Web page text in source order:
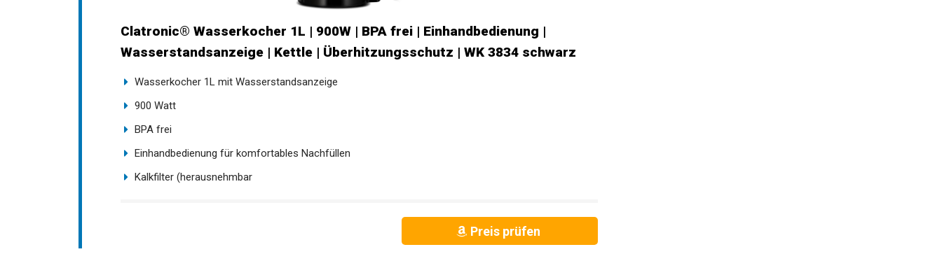
Clatronic® Wasserkocher 1L | 900W | BPA frei | Einhandbedienung |
Wasserstandsanzeige | Kettle | Überhitzungsschutz | WK 3834 schwarz
Wasserkocher 1L mit Wasserstandsanzeige
900 Watt
BPA frei
Einhandbedienung für komfortables Nachfüllen
Kalkfilter (herausnehmbar
Preis prüfen